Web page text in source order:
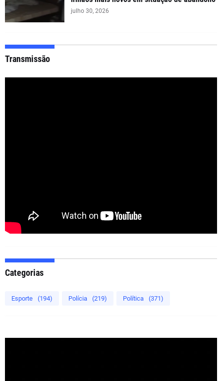
julho 30, 2026
Transmissão
Categorias
Esporte (194) Polícia (219) Política (371)